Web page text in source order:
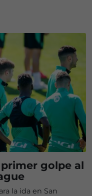
golpe al
la ida en San